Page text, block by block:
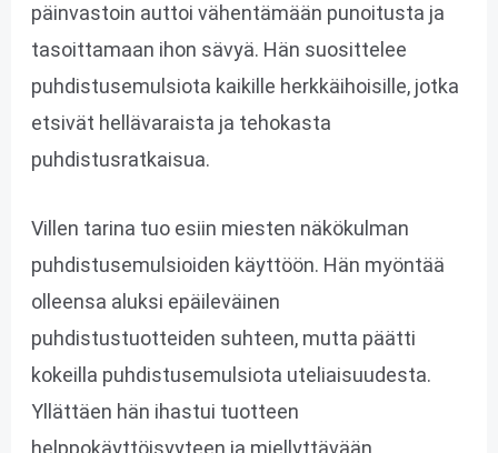
päinvastoin auttoi vähentämään punoitusta ja
tasoittamaan ihon sävyä. Hän suosittelee
puhdistusemulsiota kaikille herkkäihoisille, jotka
etsivät hellävaraista ja tehokasta
puhdistusratkaisua.
Villen tarina tuo esiin miesten näkökulman
puhdistusemulsioiden käyttöön. Hän myöntää
olleensa aluksi epäileväinen
puhdistustuotteiden suhteen, mutta päätti
kokeilla puhdistusemulsiota uteliaisuudesta.
Yllättäen hän ihastui tuotteen
helppokäyttöisyyteen ja miellyttävään